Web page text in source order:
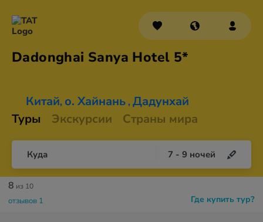
Dadonghai Sanya Hotel 5*
Китай, о. Хайнань , Дадунхай
Туры
Экскурсии Страны мира
Куда 7 - 9 ночей
Где купить тур?
8 из 10
отзывов 1